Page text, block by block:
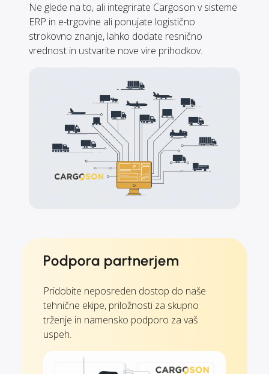
Ne glede na to, ali integrirate Cargoson v sisteme
ERP in e-trgovine ali ponujate logistično
strokovno znanje, lahko dodate resnično
vrednost in ustvarite nove vire prihodkov.
Podpora partnerjem
Pridobite neposreden dostop do naše
tehnične ekipe, priložnosti za skupno
trženje in namensko podporo za vaš
uspeh.